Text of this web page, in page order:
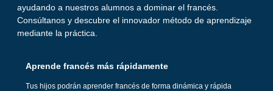
ayudando a nuestros alumnos a dominar el francés.
Consúltanos y descubre el innovador método de aprendizaje
mediante la práctica.
Aprende francés más rápidamente
Tus hijos podrán aprender francés de forma dinámica y rápida